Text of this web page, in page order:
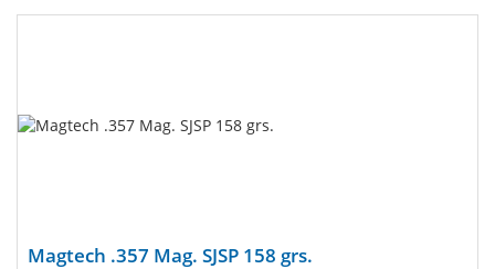
Magtech .357 Mag. SJSP 158 grs.